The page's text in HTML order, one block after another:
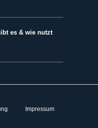
es & wie nutzt
Impressum